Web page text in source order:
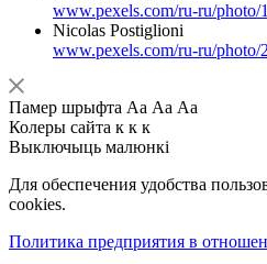
www.pexels.com/ru-ru/photo/
Nicolas Postiglioni
www.pexels.com/ru-ru/photo/
Памер шрыфта Аа Аа Аа
Колеры сайта к к к
Выключыць малюнкі
Для обеспечения удобства
cookies.
Политика предприятия в